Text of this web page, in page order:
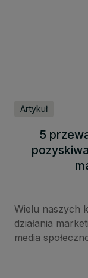
Artykuł
5
Wielu naszych
działania
media